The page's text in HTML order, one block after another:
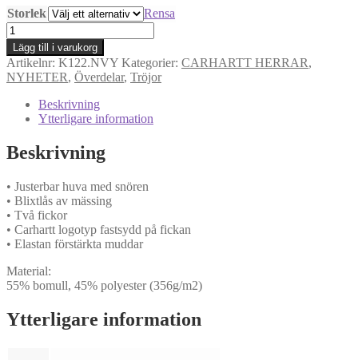
Storlek
Rensa
Midweight
Hooded
Zip
Front
Sweatshirt
Marinblå
mängd
Lägg till i varukorg
Artikelnr: K122.NVY Kategorier: CARHARTT HERRAR,
NYHETER, Överdelar, Tröjor
Beskrivning
Ytterligare information
Beskrivning
• Justerbar huva med snören
• Blixtlås av mässing
• Två fickor
• Carhartt logotyp fastsydd på fickan
• Elastan förstärkta muddar
Material:
55% bomull, 45% polyester (356g/m2)
Ytterligare information